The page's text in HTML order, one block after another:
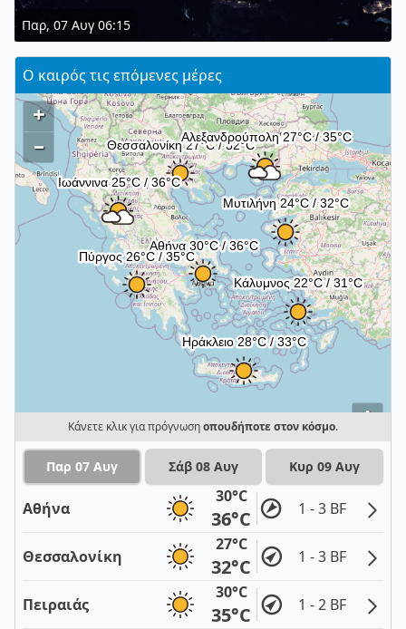
Παρ, 07 Αυγ 06:15
Ο καιρός τις επόμενες μέρες
i
+
–
Κάνετε κλικ για πρόγνωσηοπουδήποτε στον κόσμο.
Παρ 07 Αυγ Σάβ 08 Αυγ Κυρ 09 Αυγ
Αθήνα
30°C
36°C 1 - 3 BF
Θεσσαλονίκη
27°C
32°C 1 - 3 BF
Πειραιάς
30°C
35°C 1 - 2 BF